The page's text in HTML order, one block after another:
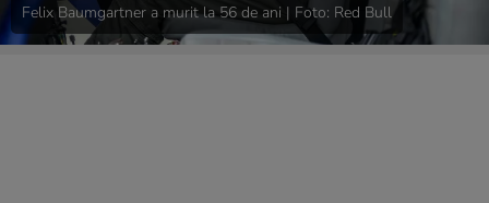
Felix Baumgartner a murit la 56 de ani | Foto: Red Bull